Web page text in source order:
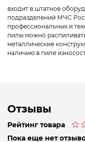
входит в штатное
подразделений МЧС
профессиональных и
пилы можно
металлические
наличию в пиле
Отзывы
Рейтинг товара
Пока еще нет